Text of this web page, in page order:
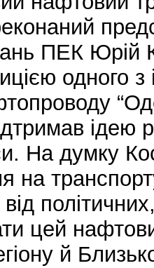
ПЕК Юрій
одного з
ідею
На думку
на
цей
й